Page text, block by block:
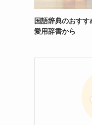
国語辞典のおす
愛用辞書から